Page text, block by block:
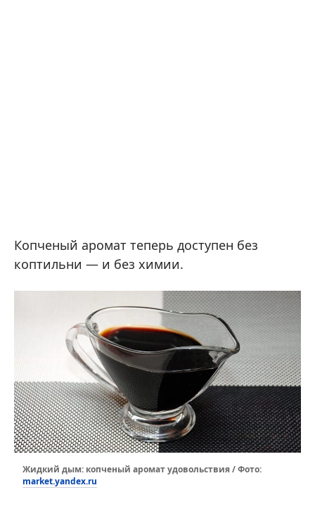
Копченый аромат теперь доступен без
коптильни — и без химии.
Жидкий дым: копченый аромат удовольствия / Фото:
market.yandex.ru